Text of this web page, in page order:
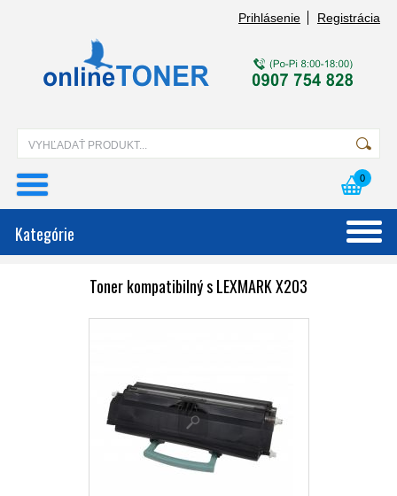
Prihlásenie Registrácia
0
Kategórie
Toner kompatibilný s LEXMARK X203